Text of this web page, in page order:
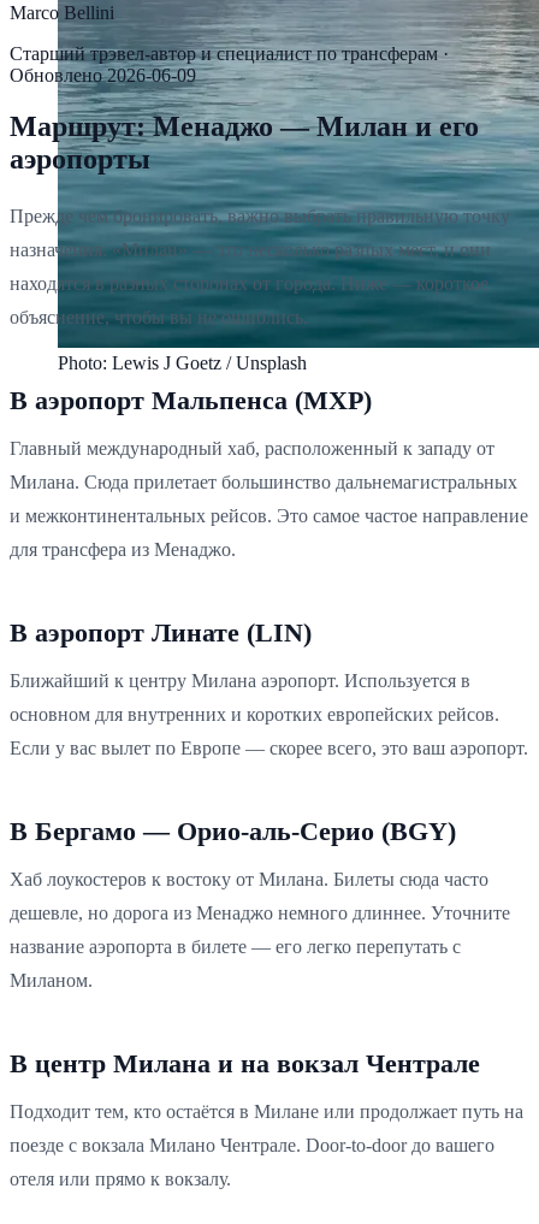
Photo: Lewis J Goetz / Unsplash
Marco Bellini
Старший трэвел-автор и специалист по трансферам ·
Обновлено 2026-06-09
Маршрут: Менаджо — Милан и его
аэропорты
Прежде чем бронировать, важно выбрать правильную точку
назначения. «Милан» — это несколько разных мест, и они
находятся в разных сторонах от города. Ниже — короткое
объяснение, чтобы вы не ошиблись.
В аэропорт Мальпенса (MXP)
Главный международный хаб, расположенный к западу от
Милана. Сюда прилетает большинство дальнемагистральных
и межконтинентальных рейсов. Это самое частое направление
для трансфера из Менаджо.
В аэропорт Линате (LIN)
Ближайший к центру Милана аэропорт. Используется в
основном для внутренних и коротких европейских рейсов.
Если у вас вылет по Европе — скорее всего, это ваш аэропорт.
В Бергамо — Орио-аль-Серио (BGY)
Хаб лоукостеров к востоку от Милана. Билеты сюда часто
дешевле, но дорога из Менаджо немного длиннее. Уточните
название аэропорта в билете — его легко перепутать с
Миланом.
В центр Милана и на вокзал Чентрале
Подходит тем, кто остаётся в Милане или продолжает путь на
поезде с вокзала Милано Чентрале. Door-to-door до вашего
отеля или прямо к вокзалу.